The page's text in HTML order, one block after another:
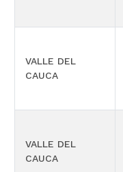
VALLE DEL
CAUCA
VALLE DEL
CAUCA